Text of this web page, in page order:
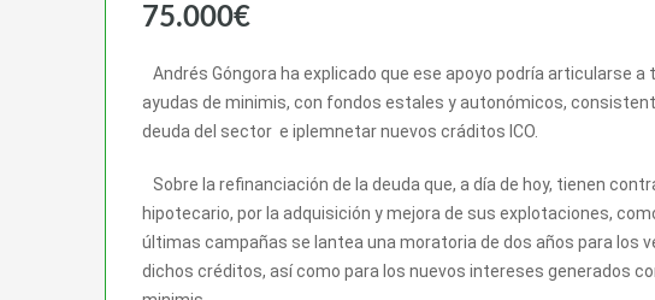
75.000€
Andrés Góngora ha explicado que ese apoyo podría articularse
ayudas de minimis, con fondos estales y autonómicos,
deuda del sector e iplemnetar nuevos cráditos ICO.
Sobre la refinanciación de la deuda que, a día de hoy, tienen
hipotecario, por la adquisición y mejora de sus explotaciones,
últimas campañas se lantea una moratoria de dos años para los
dichos créditos, así como para los nuevos intereses generados